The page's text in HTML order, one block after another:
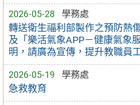
2026-05-28 學務處
轉送衛生福利部製作之預防熱
及「樂活氣象APP－健康氣象
明，請廣為宣傳，提升教職員
2026-05-19 學務處
急救教育